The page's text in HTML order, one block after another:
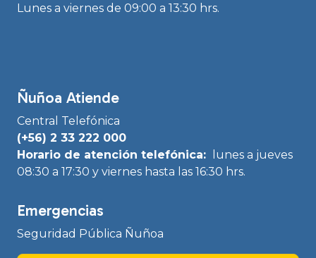
Lunes a viernes de 09:00 a 13:30 hrs.
Ñuñoa Atiende
Central Telefónica
(+56) 2 33 222 000
Horario de atención telefónica:
lunes a jueves
08:30 a 17:30 y viernes hasta las 16:30 hrs.
Emergencias
Seguridad Pública Ñuñoa